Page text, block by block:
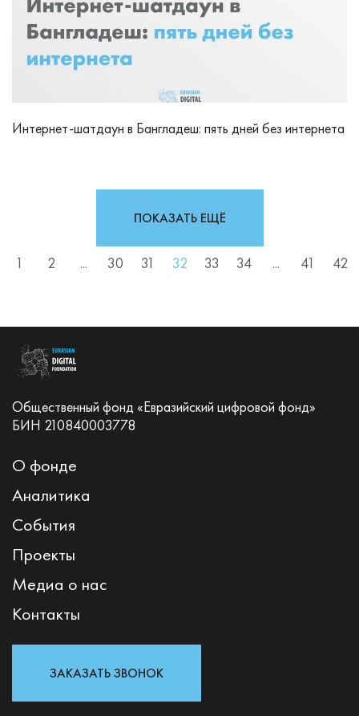
Интернет-шатдаун в Бангладеш: пять дней без интернета
1 2 ... 30 31 32 33 34 ... 41 42
ПОКАЗАТЬ ЕЩЁ
Общественный фонд «Евразийский цифровой фонд»
БИН 210840003778
О фонде
Аналитика
События
Проекты
Медиа о нас
Контакты
ЗАКАЗАТЬ ЗВОНОК